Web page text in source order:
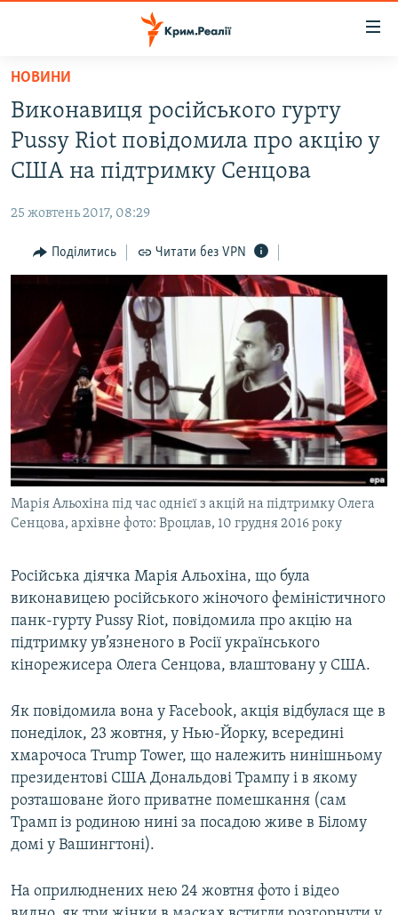
Перейти
основного
матеріалу
Перейти
до
основної
Перейти
до
ВІДЕО ТА ФОТО
БЛОГИ
ПОГЛЯД
ІНТЕРВ'Ю
ВСЕ ЗА ДЕНЬ
СПЕЦПРОЕКТИ
ДЕПОРТАЦІЯ
ВІДЕОУРОКИ «ELIFBE»
СВІДЧЕННЯ ОКУПАЦІЇ
УКРАЇНСЬКА ПРОБЛЕМА КРИМУ
ІНФОГРАФІКА
ЯК ОБІЙТИ БЛОКУВАННЯ
Русский
Qırımtatar
ДОЛУЧАЙСЯ!
Усі сайти RFE/RL
НОВИНИ
Виконавиця російського гурту
Pussy Riot повідомила про акцію у
США на підтримку Сенцова
25 жовтень 2017, 08:29
Поділитись Читати без VPN
Марія Альохіна під час однієї з акцій на підтримку Олега
Сенцова, архівне фото: Вроцлав, 10 грудня 2016 року
Російська діячка Марія Альохіна, що була
виконавицею російського жіночого феміністичного
панк-гурту Pussy Riot, повідомила про акцію на
підтримку ув’язненого в Росії українського
кінорежисера Олега Сенцова, влаштовану у США.
Як повідомила вона у Facebook, акція відбулася ще в
понеділок, 23 жовтня, у Нью-Йорку, всередині
хмарочоса Trump Tower, що належить нинішньому
президентові США Дональдові Трампу і в якому
розташоване його приватне помешкання (сам
Трамп із родиною нині за посадою живе в Білому
домі у Вашингтоні).
На оприлюднених нею 24 жовтня фото і відео